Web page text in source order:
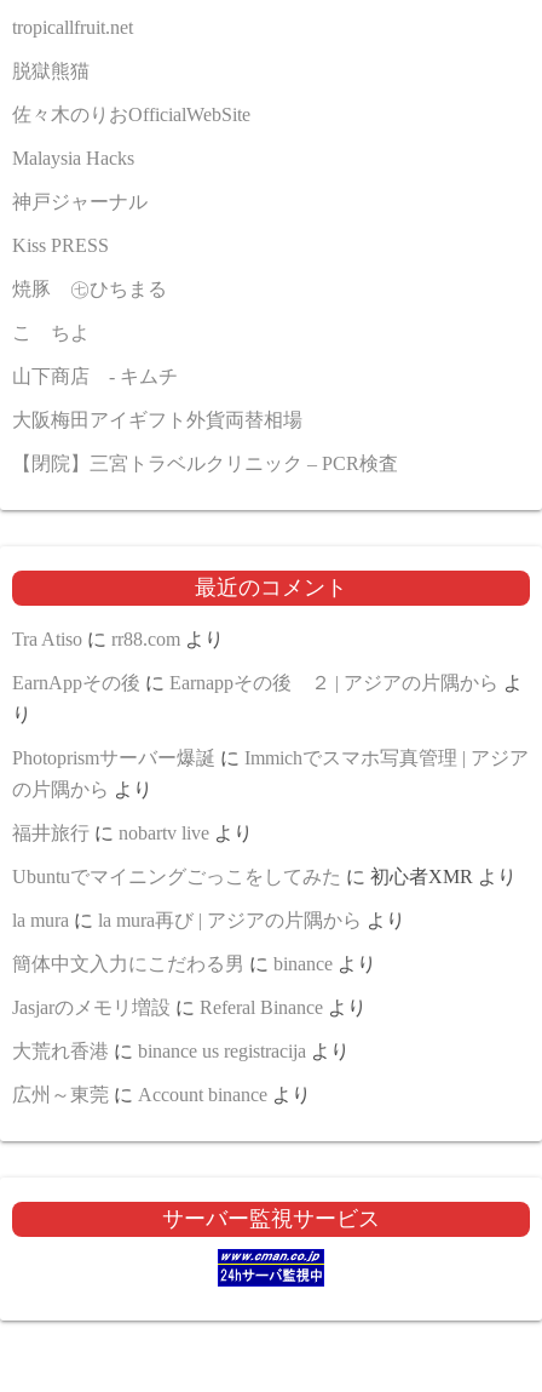
tropicallfruit.net
脱獄熊猫
佐々木のりおOfficialWebSite
Malaysia Hacks
神戸ジャーナル
Kiss PRESS
焼豚 ㊆ひちまる
こゝちよ
山下商店 - キムチ
大阪梅田アイギフト外貨両替相場
【閉院】三宮トラベルクリニック – PCR検査
最近のコメント
Tra Atiso に rr88.com より
EarnAppその後 に Earnappその後 ２ | アジアの片隅から よ
り
Photoprismサーバー爆誕 に Immichでスマホ写真管理 | アジア
の片隅から より
福井旅行 に nobartv live より
Ubuntuでマイニングごっこをしてみた に 初心者XMR より
la mura に la mura再び | アジアの片隅から より
簡体中文入力にこだわる男 に binance より
Jasjarのメモリ増設 に Referal Binance より
大荒れ香港 に binance us registracija より
広州～東莞 に Account binance より
サーバー監視サービス